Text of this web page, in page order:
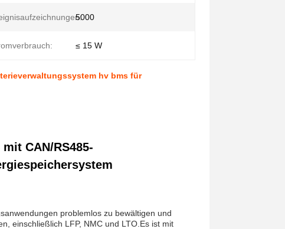
5000
≤ 15 W
hv bms für
CAN/RS485-
problemlos zu bewältigen und
einschließlich LFP, NMC und LTO.Es ist mit